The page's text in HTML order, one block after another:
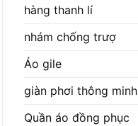
hàng thanh lí
nhám chống trượ
Áo gile
giàn phơi thông minh
Quần áo đồng phục